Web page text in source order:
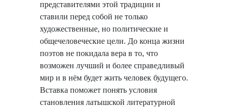
представителями этой традиции и
ставили перед собой не только
художественные, но политические и
общечеловеческие цели. До конца жизни
поэтов не покидала вера в то, что
возможен лучший и более справедливый
мир и в нём будет жить человек будущего.
Вставка поможет понять условия
становления латышской литературной